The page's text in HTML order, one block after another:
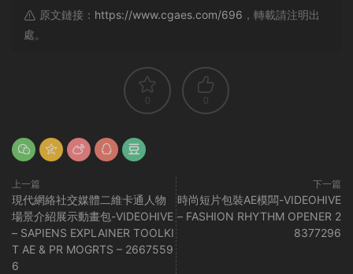
原文鏈接： https://www.cgaes.com/696 ，轉載請注明出
處。
0 0
上一篇
現代網絡社交媒體二維卡通人物
場景介紹展示動畫包-VIDEOHIVE
– SAPIENS EXPLAINER TOOLKI
T AE & PR MOGRTS – 2667559
6
下一篇
時尚短片包裝AE模闆-VIDEOHIVE
– FASHION RHYTHM OPENER 2
8377296